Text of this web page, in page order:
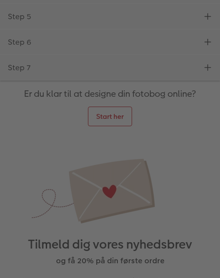
Er du klar til at designe din fotobog online?
Start her
Tilmeld dig vores nyhedsbrev
og få 20% på din første ordre